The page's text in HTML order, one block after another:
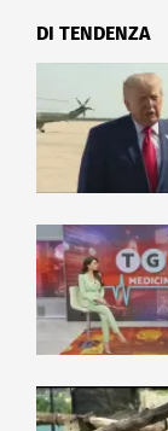
DI TENDENZA